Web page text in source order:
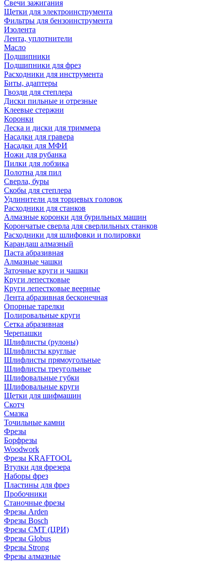
Свечи зажигания
Щетки для электроинструмента
Фильтры для бензоинструмента
Изолента
Лента, уплотнители
Масло
Подшипники
Подшипники для фрез
Расходники для инструмента
Биты, адаптеры
Гвозди для степлера
Диски пильные и отрезные
Клеевые стержни
Коронки
Леска и диски для триммера
Насадки для гравера
Насадки для МФИ
Ножи для рубанка
Пилки для лобзика
Полотна для пил
Сверла, буры
Скобы для степлера
Удлинители для торцевых головок
Расходники для станков
Алмазные коронки для бурильных машин
Корончатые сверла для сверлильных станков
Расходники для шлифовки и полировки
Карандаш алмазный
Паста абразивная
Алмазные чашки
Заточные круги и чашки
Круги лепестковые
Круги лепестковые веерные
Лента абразивная бесконечная
Опорные тарелки
Полировальные круги
Сетка абразивная
Черепашки
Шлифлисты (рулоны)
Шлифлисты круглые
Шлифлисты прямоугольные
Шлифлисты треугольные
Шлифовальные губки
Шлифовальные круги
Щетки для шифмашин
Скотч
Смазка
Точильные камни
Фрезы
Борфрезы
Woodwork
Фрезы KRAFTOOL
Втулки для фрезера
Наборы фрез
Пластины для фрез
Пробочники
Станочные фрезы
Фрезы Arden
Фрезы Bosch
Фрезы CMT (ЦРИ)
Фрезы Globus
Фрезы Strong
Фрезы алмазные